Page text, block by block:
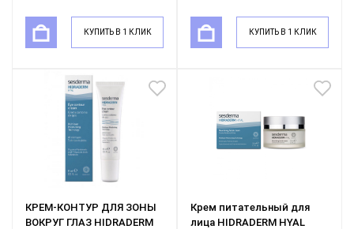
КУПИТЬ В 1 КЛИК КУПИТЬ В 1 КЛИК
КРЕМ-КОНТУР ДЛЯ ЗОНЫ
ВОКРУГ ГЛАЗ HIDRADERM
Крем питательный для
лица HIDRADERM HYAL